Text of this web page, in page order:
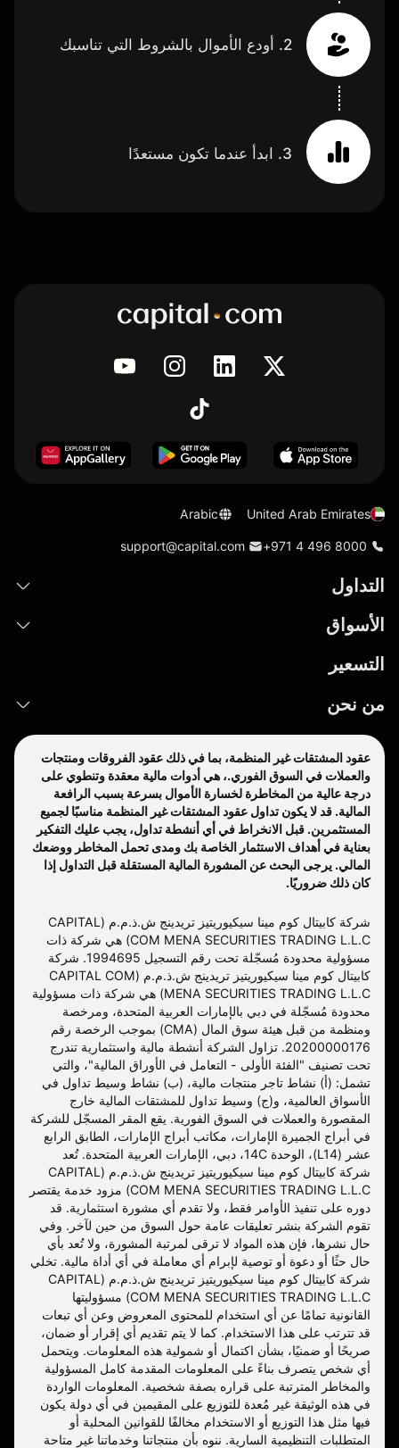
2. أودع الأموال بالشروط التي تناسبك
3. ابدأ عندما تكون مستعدًا
United Arab Emirates
Arabic
+971 4 496 8000
support@capital.com
التداول
الأسواق
التسعير
من نحن
عقود المشتقات غير المنظمة، بما في ذلك عقود الفروقات ومنتجات
والعملات في السوق الفوري.، هي أدوات مالية معقدة وتنطوي على
درجة عالية من المخاطرة لخسارة الأموال بسرعة بسبب الرافعة
المالية. قد لا يكون تداول عقود المشتقات غير المنظمة مناسبًا لجميع
المستثمرين. قبل الانخراط في أي أنشطة تداول، يجب عليك التفكير
بعناية في أهداف الاستثمار الخاصة بك ومدى تحمل المخاطر ووضعك
المالي. يرجى البحث عن المشورة المالية المستقلة قبل التداول إذا
كان ذلك ضروريًا.
شركة كابيتال كوم مينا سيكيوريتيز تريدينج ش.ذ.م.م (CAPITAL
COM MENA SECURITIES TRADING L.L.C) هي شركة ذات
مسؤولية محدودة مُسجّلة تحت رقم التسجيل 1994695. شركة
كابيتال كوم مينا سيكيوريتيز تريدينج ش.ذ.م.م (CAPITAL COM
MENA SECURITIES TRADING L.L.C) هي شركة ذات مسؤولية
محدودة مُسجّلة في دبي بالإمارات العربية المتحدة، ومرخصة
ومنظمة من قبل هيئة سوق المال (CMA) بموجب الرخصة رقم
20200000176. تزاول الشركة أنشطة مالية واستثمارية تندرج
تحت تصنيف "الفئة الأولى - التعامل في الأوراق المالية"، والتي
تشمل: (أ) نشاط تاجر منتجات مالية، (ب) نشاط وسيط تداول في
الأسواق العالمية، و(ج) وسيط تداول للمشتقات المالية خارج
المقصورة والعملات في السوق الفورية. يقع المقر المسجّل للشركة
في أبراج الجميرة الإمارات، مكاتب أبراج الإمارات، الطابق الرابع
عشر (L14)، الوحدة 14C، دبي، الإمارات العربية المتحدة. تُعد
شركة كابيتال كوم مينا سيكيوريتيز تريدينج ش.ذ.م.م (CAPITAL
COM MENA SECURITIES TRADING L.L.C) مزود خدمة يقتصر
دوره على تنفيذ الأوامر فقط، ولا تقدم أي مشورة استثمارية. قد
تقوم الشركة بنشر تعليقات عامة حول السوق من حين لآخر. وفي
حال نشرها، فإن هذه المواد لا ترقى لمرتبة المشورة، ولا تُعد بأي
حال حثًا أو دعوة أو توصية لإبرام أي معاملة في أي أداة مالية. تخلي
شركة كابيتال كوم مينا سيكيوريتيز تريدينج ش.ذ.م.م (CAPITAL
COM MENA SECURITIES TRADING L.L.C) مسؤوليتها
القانونية تمامًا عن أي استخدام للمحتوى المعروض وعن أي تبعات
قد تترتب على هذا الاستخدام. كما لا يتم تقديم أي إقرار أو ضمان،
صريحًا أو ضمنيًا، بشأن اكتمال أو شمولية هذه المعلومات. ويتحمل
أي شخص يتصرف بناءً على المعلومات المقدمة كامل المسؤولية
والمخاطر المترتبة على قراره بصفة شخصية. المعلومات الواردة
في هذه الوثيقة غير مُعدة للتوزيع على المقيمين في أي دولة يكون
فيها مثل هذا التوزيع أو الاستخدام مخالفًا للقوانين المحلية أو
المتطلبات التنظيمية السارية. ننوه بأن منتجاتنا وخدماتنا غير متاحة